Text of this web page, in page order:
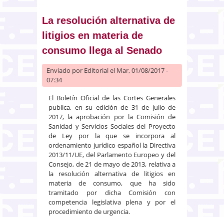
incrementar la protección de los
ciudadanos que contratan viajes
combinados
La resolución alternativa de
litigios en materia de
consumo llega al Senado
Enviado por Editorialel Mar, 01/08/2017 -
07:34
El Boletín Oficial de las Cortes Generales
publica, en su edición de 31 de julio de
2017, la aprobación por la Comisión de
Sanidad y Servicios Sociales del Proyecto
de Ley por la que se incorpora al
ordenamiento jurídico español la Directiva
2013/11/UE, del Parlamento Europeo y del
Consejo, de 21 de mayo de 2013, relativa a
la resolución alternativa de litigios en
materia de consumo, que ha sido
tramitado por dicha Comisión con
competencia legislativa plena y por el
procedimiento de urgencia.